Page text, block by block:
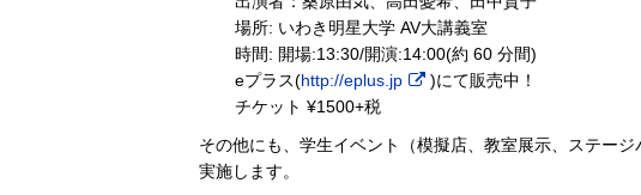
場所: いわき明星大学 AV大講義室
時間: 開場:13:30/開演:14:00(約 60 分間)
eプラス(http://eplus.jp
)にて販売中！
チケット ¥1500+税
その他にも、学生イベント（模擬店、教室展示、ステー
実施します。